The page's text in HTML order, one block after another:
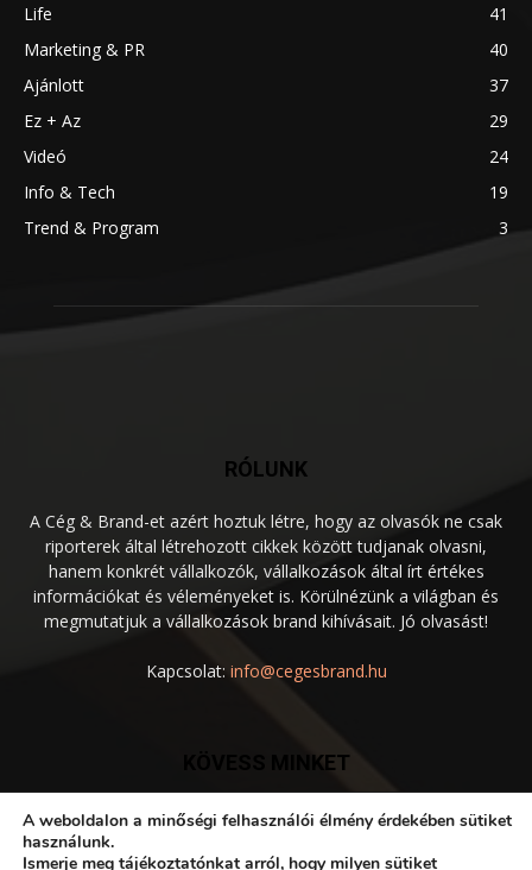
Life
41
Marketing & PR
40
Ajánlott
37
Ez + Az
29
Videó
24
Info & Tech
19
Trend & Program
3
RÓLUNK
A Cég & Brand-et azért hoztuk létre, hogy az olvasók ne csak
riporterek által létrehozott cikkek között tudjanak olvasni,
hanem konkrét vállalkozók, vállalkozások által írt értékes
információkat és véleményeket is. Körülnézünk a világban és
megmutatjuk a vállalkozások brand kihívásait. Jó olvasást!
Kapcsolat: info@cegesbrand.hu
KÖVESS MINKET
A weboldalon a minőségi felhasználói élmény érdekében sütiket
használunk.
Ismerje meg tájékoztatónkat arról, hogy milyen sütiket